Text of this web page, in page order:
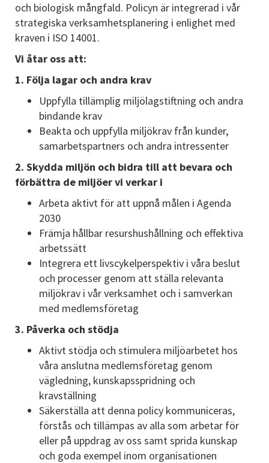
och biologisk mångfald. Policyn är integrerad i vår
strategiska verksamhetsplanering i enlighet med
kraven i ISO 14001.
Vi åtar oss att:
1. Följa lagar och andra krav
Uppfylla tillämplig miljölagstiftning och andra
bindande krav
Beakta och uppfylla miljökrav från kunder,
samarbetspartners och andra intressenter
2. Skydda miljön och bidra till att bevara och
förbättra de miljöer vi verkar i
Arbeta aktivt för att uppnå målen i Agenda
2030
Främja hållbar resurshushållning och effektiva
arbetssätt
Integrera ett livscykelperspektiv i våra beslut
och processer genom att ställa relevanta
miljökrav i vår verksamhet och i samverkan
med medlemsföretag
3. Påverka och stödja
Aktivt stödja och stimulera miljöarbetet hos
våra anslutna medlemsföretag genom
vägledning, kunskapsspridning och
kravställning
Säkerställa att denna policy kommuniceras,
förstås och tillämpas av alla som arbetar för
eller på uppdrag av oss samt sprida kunskap
och goda exempel inom organisationen